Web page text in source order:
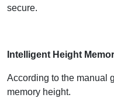
secure.
Intelligent Height
According to the manual
memory height.